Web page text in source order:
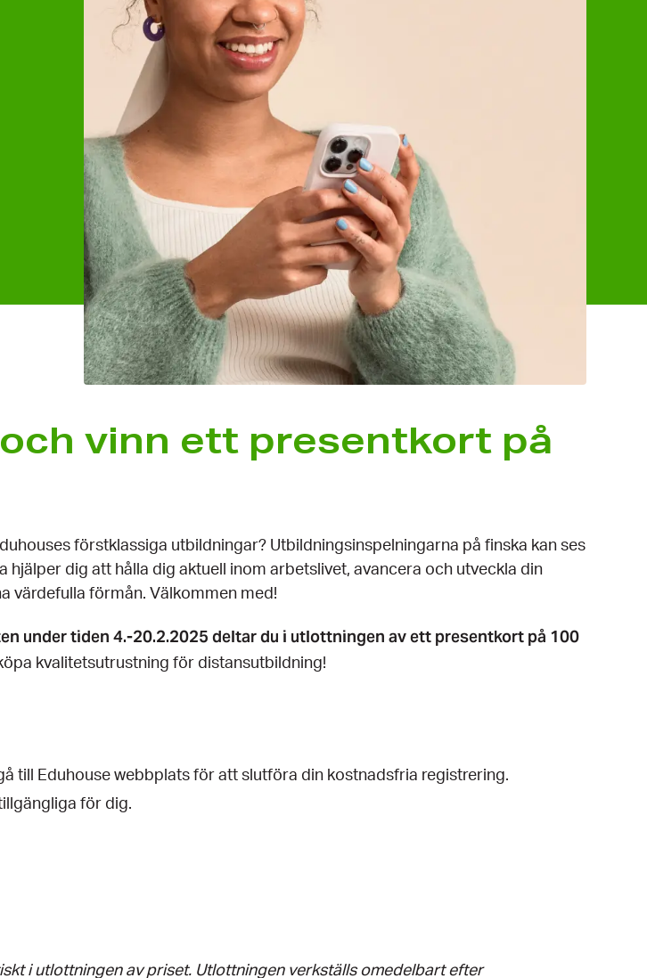
vinn ett presentkort på
förstklassiga utbildningar? Utbildningsinspelningarna på finska kan ses
dig att hålla dig aktuell inom arbetslivet, avancera och utveckla din
värdefulla förmån. Välkommen med!
under tiden 4.-20.2.2025 deltar du i utlottningen av ett presentkort på 100
kvalitetsutrustning för distansutbildning!
till Eduhouse webbplats för att slutföra din kostnadsfria registrering.
för dig.
i utlottningen av priset. Utlottningen verkställs omedelbart efter